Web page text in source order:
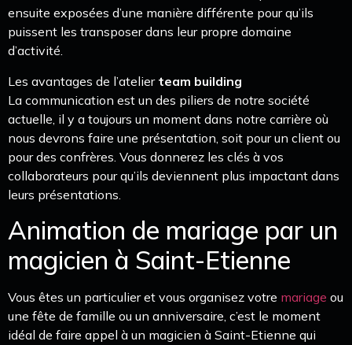
ensuite exposées d’une manière différente pour qu’ils
puissent les transposer dans leur propre domaine
d’activité.
Les avantages de l’atelier team building
La communication est un des piliers de notre société
actuelle, il y a toujours un moment dans notre carrière où
nous devrons faire une présentation, soit pour un client ou
pour des confrères. Vous donnerez les clés à vos
collaborateurs pour qu’ils deviennent plus impactant dans
leurs présentations.
Animation de mariage par un
magicien à Saint-Etienne
Vous êtes un particulier et vous organisez votre mariage ou
une fête de famille ou un anniversaire, c’est le moment
idéal de faire appel à un magicien à Saint-Etienne qui